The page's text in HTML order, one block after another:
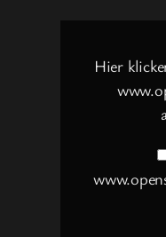
anzeigenHier